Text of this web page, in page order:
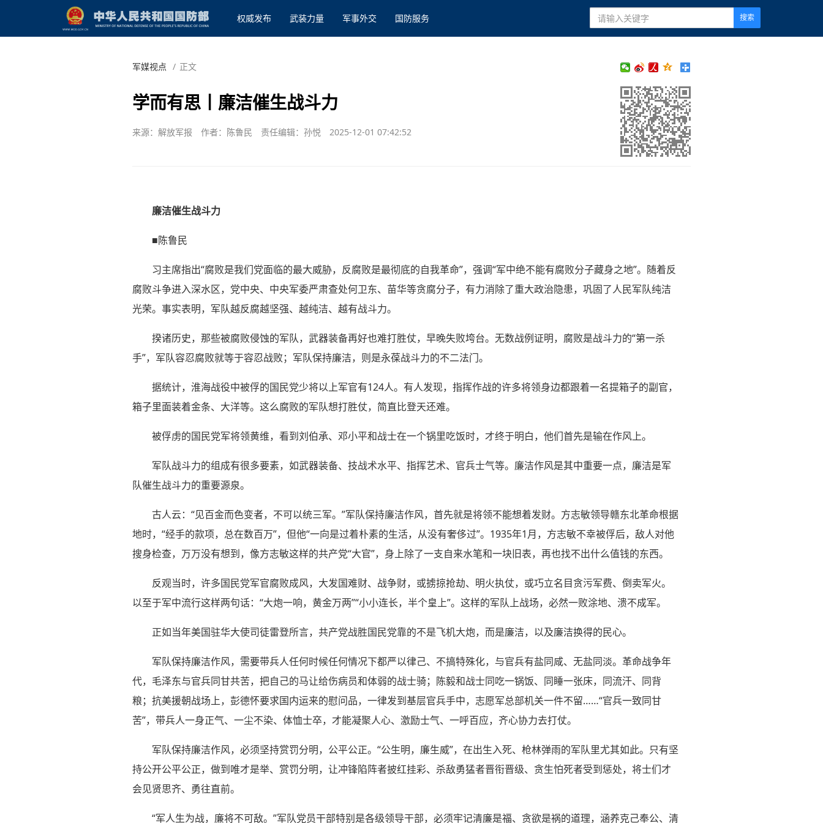
权威发布 武装力量 军事外交 国防服务 搜索
军媒视点 / 正文
学而有思丨廉洁催生战斗力
来源：解放军报 作者：陈鲁民 责任编辑：孙悦 2025-12-01 07:42:52
廉洁催生战斗力
■陈鲁民
习主席指出“腐败是我们党面临的最大威胁，反腐败是最彻底的自我革命”，强调“军中绝不能有腐败分子藏身之地”。随着反
腐败斗争进入深水区，党中央、中央军委严肃查处何卫东、苗华等贪腐分子，有力消除了重大政治隐患，巩固了人民军队纯洁
光荣。事实表明，军队越反腐越坚强、越纯洁、越有战斗力。
揆诸历史，那些被腐败侵蚀的军队，武器装备再好也难打胜仗，早晚失败垮台。无数战例证明，腐败是战斗力的“第一杀
手”，军队容忍腐败就等于容忍战败；军队保持廉洁，则是永葆战斗力的不二法门。
据统计，淮海战役中被俘的国民党少将以上军官有124人。有人发现，指挥作战的许多将领身边都跟着一名提箱子的副官，
箱子里面装着金条、大洋等。这么腐败的军队想打胜仗，简直比登天还难。
被俘虏的国民党军将领黄维，看到刘伯承、邓小平和战士在一个锅里吃饭时，才终于明白，他们首先是输在作风上。
军队战斗力的组成有很多要素，如武器装备、技战术水平、指挥艺术、官兵士气等。廉洁作风是其中重要一点，廉洁是军
队催生战斗力的重要源泉。
古人云：“见百金而色变者，不可以统三军。”军队保持廉洁作风，首先就是将领不能想着发财。方志敏领导赣东北革命根据
地时，“经手的款项，总在数百万”，但他“一向是过着朴素的生活，从没有奢侈过”。1935年1月，方志敏不幸被俘后，敌人对他
搜身检查，万万没有想到，像方志敏这样的共产党“大官”，身上除了一支自来水笔和一块旧表，再也找不出什么值钱的东西。
反观当时，许多国民党军官腐败成风，大发国难财、战争财，或掳掠抢劫、明火执仗，或巧立名目贪污军费、倒卖军火。
以至于军中流行这样两句话：“大炮一响，黄金万两”“小小连长，半个皇上”。这样的军队上战场，必然一败涂地、溃不成军。
正如当年美国驻华大使司徒雷登所言，共产党战胜国民党靠的不是飞机大炮，而是廉洁，以及廉洁换得的民心。
军队保持廉洁作风，需要带兵人任何时候任何情况下都严以律己、不搞特殊化，与官兵有盐同咸、无盐同淡。革命战争年
代，毛泽东与官兵同甘共苦，把自己的马让给伤病员和体弱的战士骑；陈毅和战士同吃一锅饭、同睡一张床，同流汗、同背
粮；抗美援朝战场上，彭德怀要求国内运来的慰问品，一律发到基层官兵手中，志愿军总部机关一件不留……“官兵一致同甘
苦”，带兵人一身正气、一尘不染、体恤士卒，才能凝聚人心、激励士气、一呼百应，齐心协力去打仗。
军队保持廉洁作风，必须坚持赏罚分明，公平公正。“公生明，廉生威”，在出生入死、枪林弹雨的军队里尤其如此。只有坚
持公开公平公正，做到唯才是举、赏罚分明，让冲锋陷阵者披红挂彩、杀敌勇猛者晋衔晋级、贪生怕死者受到惩处，将士们才
会见贤思齐、勇往直前。
“军人生为战，廉将不可敌。”军队党员干部特别是各级领导干部，必须牢记清廉是福、贪欲是祸的道理，涵养克己奉公、清